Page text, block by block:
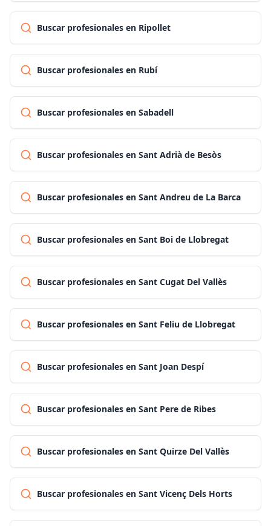
Buscar profesionales en Ripollet
Buscar profesionales en Rubí
Buscar profesionales en Sabadell
Buscar profesionales en Sant Adrià de Besòs
Buscar profesionales en Sant Andreu de La Barca
Buscar profesionales en Sant Boi de Llobregat
Buscar profesionales en Sant Cugat Del Vallès
Buscar profesionales en Sant Feliu de Llobregat
Buscar profesionales en Sant Joan Despí
Buscar profesionales en Sant Pere de Ribes
Buscar profesionales en Sant Quirze Del Vallès
Buscar profesionales en Sant Vicenç Dels Horts